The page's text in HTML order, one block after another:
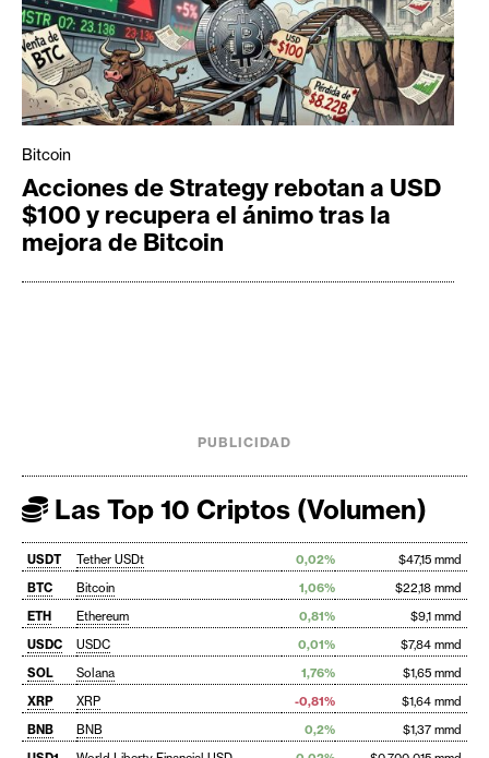
Bitcoin
Acciones de Strategy rebotan a USD
$100 y recupera el ánimo tras la
mejora de Bitcoin
PUBLICIDAD
Las Top 10 Criptos (Volumen)
USDT Tether USDt 0,02%
$47,15 mmd
BTC
Bitcoin 1,06%
$22,18 mmd
ETH
Ethereum 0,81%
$9,1 mmd
USDC
USDC 0,01%
$7,84 mmd
SOL
Solana 1,76%
$1,65 mmd
XRP
XRP -0,81%
$1,64 mmd
BNB
BNB 0,2%
$1,37 mmd